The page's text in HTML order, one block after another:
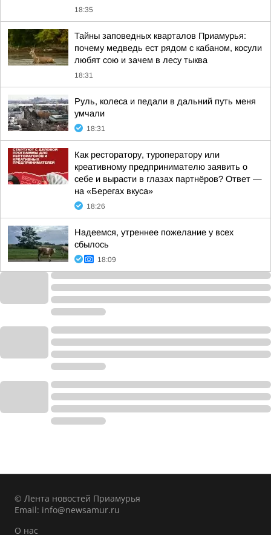
18:35
Тайны заповедных кварталов Приамурья:
почему медведь ест рядом с кабаном, косули
любят сою и зачем в лесу тыква
18:31
Руль, колеса и педали в дальний путь меня
умчали
18:31
Как ресторатору, туроператору или
креативному предпринимателю заявить о
себе и вырасти в глазах партнёров? Ответ —
на «Берегах вкуса»
18:26
Надеемся, утреннее пожелание у всех
сбылось
18:09
© Лента новостей Приамурья
Email: info@newsamur.ru
О нас